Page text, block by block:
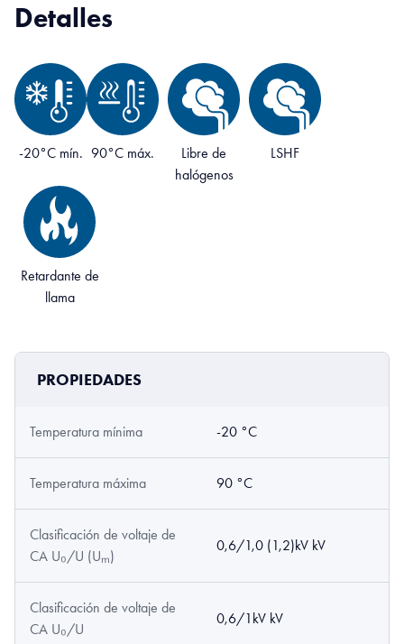
Detalles
-20°C mín. 90°C máx.
Libre de
halógenos
LSHF
Retardante de
llama
PROPIEDADES
Temperatura mínima -20 °C
Temperatura máxima 90 °C
Clasificación de voltaje de
CA U₀/U (Uₘ)
0,6/1,0 (1,2)kV kV
Clasificación de voltaje de
CA U₀/U
0,6/1kV kV